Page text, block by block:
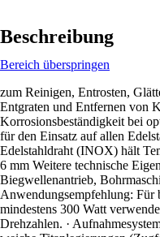
Beschreibung
Bereich überspringen
zum Reinigen, Entrosten,
Entgraten und Entfernen von
Korrosionsbeständigkeit bei
für den Einsatz auf allen
Edelstahldraht (INOX) hält
6 mm Weitere technische
Biegwellenantrieb,
Anwendungsempfehlung: Für
mindestens 300 Watt
Drehzahlen. ·